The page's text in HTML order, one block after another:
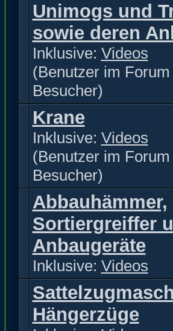
Unimogs und
sowie deren
Inklusive: Videos
(Benutzer im
Besucher)
Krane
Inklusive: Videos
(Benutzer im
Besucher)
Abbauhämmer,
Sortiergreiffer
Anbaugeräte
Inklusive: Videos
Hängerzüge